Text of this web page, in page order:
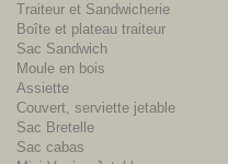
Traiteur et Sandwicherie
Boîte et plateau traiteur
Sac Sandwich
Moule en bois
Assiette
Couvert, serviette jetable
Sac Bretelle
Sac cabas